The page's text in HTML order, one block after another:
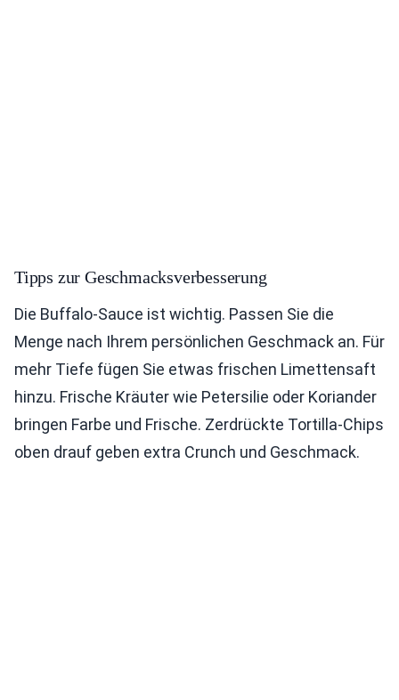
Tipps zur Geschmacksverbesserung
Die Buffalo-Sauce ist wichtig. Passen Sie die
Menge nach Ihrem persönlichen Geschmack an. Für
mehr Tiefe fügen Sie etwas frischen Limettensaft
hinzu. Frische Kräuter wie Petersilie oder Koriander
bringen Farbe und Frische. Zerdrückte Tortilla-Chips
oben drauf geben extra Crunch und Geschmack.